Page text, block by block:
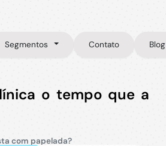
Segmentos Contato Blog
o tempo que a
com papelada?